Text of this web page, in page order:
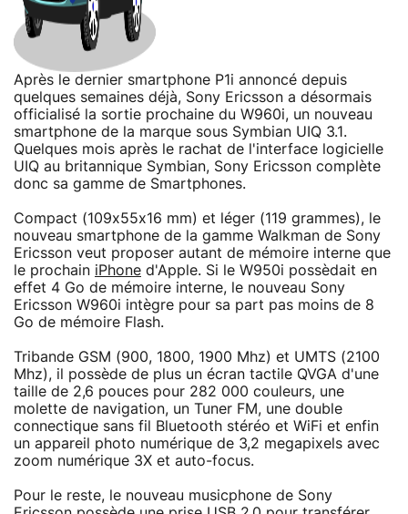
Après le dernier smartphone P1i annoncé depuis
quelques semaines déjà, Sony Ericsson a désormais
officialisé la sortie prochaine du W960i, un nouveau
smartphone de la marque sous Symbian UIQ 3.1.
Quelques mois après le rachat de l'interface logicielle
UIQ au britannique Symbian, Sony Ericsson complète
donc sa gamme de Smartphones.
Compact (109x55x16 mm) et léger (119 grammes), le
nouveau smartphone de la gamme Walkman de Sony
Ericsson veut proposer autant de mémoire interne que
le prochain iPhone d'Apple. Si le W950i possèdait en
effet 4 Go de mémoire interne, le nouveau Sony
Ericsson W960i intègre pour sa part pas moins de 8
Go de mémoire Flash.
Tribande GSM (900, 1800, 1900 Mhz) et UMTS (2100
Mhz), il possède de plus un écran tactile QVGA d'une
taille de 2,6 pouces pour 282 000 couleurs, une
molette de navigation, un Tuner FM, une double
connectique sans fil Bluetooth stéréo et WiFi et enfin
un appareil photo numérique de 3,2 megapixels avec
zoom numérique 3X et auto-focus.
Pour le reste, le nouveau musicphone de Sony